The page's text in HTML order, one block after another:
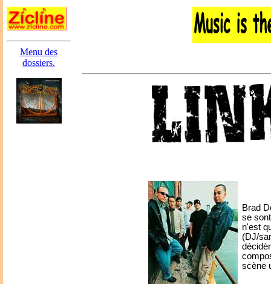
Menu des
dossiers.
Brad
se
n'est
(DJ/
scène